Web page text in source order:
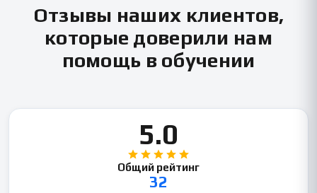
Отзывы наших клиентов,
которые доверили нам
помощь в обучении
5.0
Общий рейтинг
32